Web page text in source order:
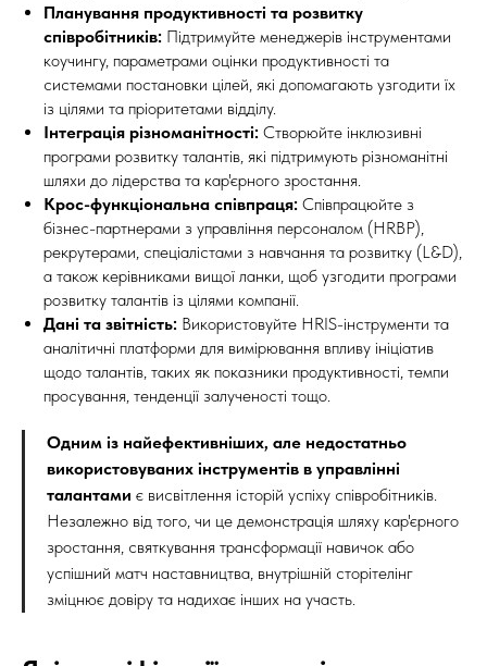
Планування продуктивності та розвитку
співробітників: Підтримуйте менеджерів інструментами
коучингу, параметрами оцінки продуктивності та
системами постановки цілей, які допомагають узгодити їх
із цілями та пріоритетами відділу.
Інтеграція різноманітності: Створюйте інклюзивні
програми розвитку талантів, які підтримують різноманітні
шляхи до лідерства та кар'єрного зростання.
Крос-функціональна співпраця: Співпрацюйте з
бізнес-партнерами з управління персоналом (HRBP),
рекрутерами, спеціалістами з навчання та розвитку (L&D),
а також керівниками вищої ланки, щоб узгодити програми
розвитку талантів із цілями компанії.
Дані та звітність: Використовуйте HRIS-інструменти та
аналітичні платформи для вимірювання впливу ініціатив
щодо талантів, таких як показники продуктивності, темпи
просування, тенденції залученості тощо.
Одним із найефективніших, але недостатньо
використовуваних інструментів в управлінні
талантами є висвітлення історій успіху співробітників.
Незалежно від того, чи це демонстрація шляху кар'єрного
зростання, святкування трансформації навичок або
успішний матч наставництва, внутрішній сторітелінг
зміцнює довіру та надихає інших на участь.